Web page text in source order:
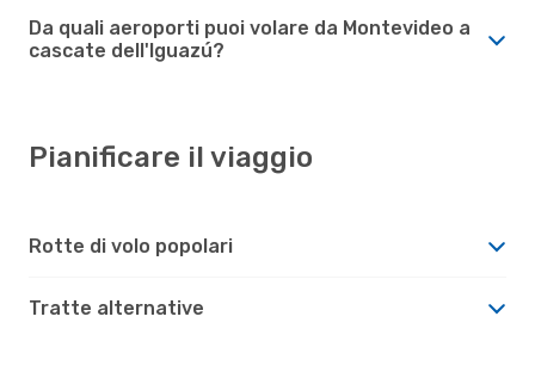
Da quali aeroporti puoi volare da Montevideo a
cascate dell'Iguazú?
Pianificare il viaggio
Rotte di volo popolari
Tratte alternative